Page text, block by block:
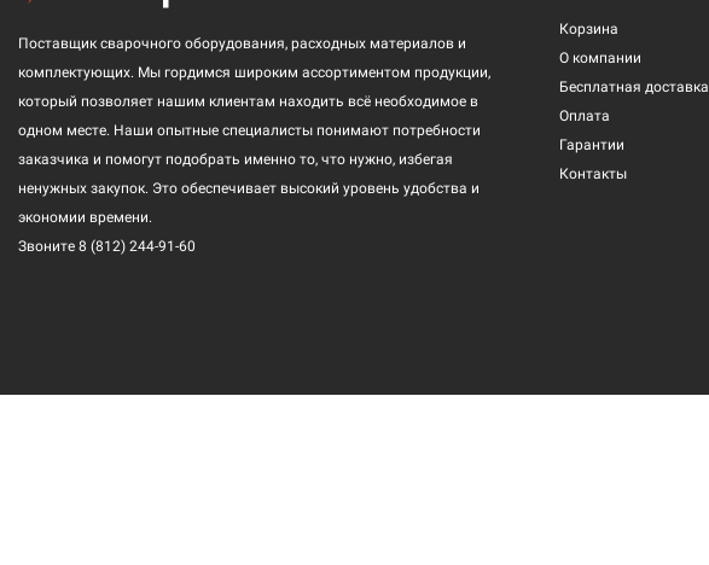
Поставщик сварочного оборудования, расходных материалов и
комплектующих. Мы гордимся широким ассортиментом продукции,
который позволяет нашим клиентам находить всё необходимое в
одном месте. Наши опытные специалисты понимают потребности
заказчика и помогут подобрать именно то, что нужно, избегая
ненужных закупок. Это обеспечивает высокий уровень удобства и
экономии времени.
Звоните 8 (812) 244-91-60
Корзина
О компании
Бесплатная доставка
Оплата
Гарантии
Контакты